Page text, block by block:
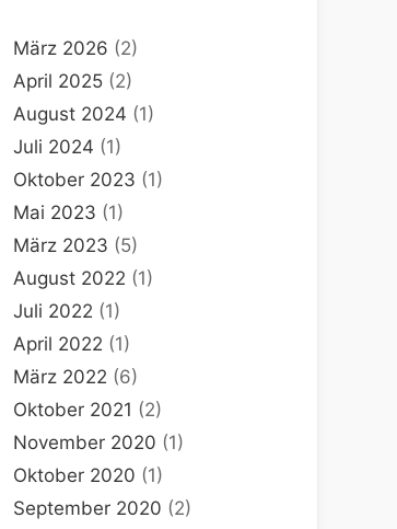
März 2026 (2)
April 2025 (2)
August 2024 (1)
Juli 2024 (1)
Oktober 2023 (1)
Mai 2023 (1)
März 2023 (5)
August 2022 (1)
Juli 2022 (1)
April 2022 (1)
März 2022 (6)
Oktober 2021 (2)
November 2020 (1)
Oktober 2020 (1)
September 2020 (2)